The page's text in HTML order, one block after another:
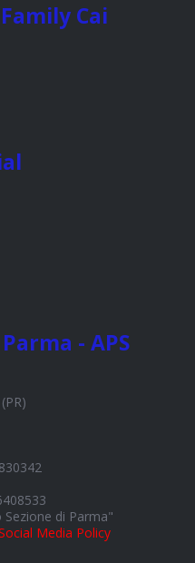
Cai
- APS
di Parma"
Media Policy